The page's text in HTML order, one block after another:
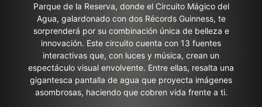
Parque de la Reserva, donde el Circuito Mágico del
Agua, galardonado con dos Récords Guinness, te
sorprenderá por su combinación única de belleza e
innovación. Este circuito cuenta con 13 fuentes
interactivas que, con luces y música, crean un
espectáculo visual envolvente. Entre ellas, resalta una
gigantesca pantalla de agua que proyecta imágenes
asombrosas, haciendo que cobren vida frente a ti.